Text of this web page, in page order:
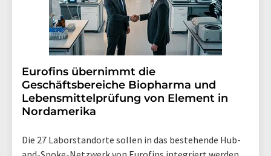
Eurofins übernimmt die
Geschäftsbereiche Biopharma und
Lebensmittelprüfung von Element in
Nordamerika
Die 27 Laborstandorte sollen in das bestehende Hub-